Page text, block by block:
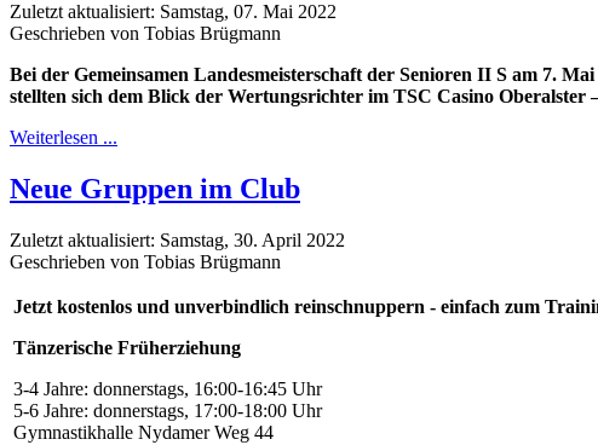
Zuletzt aktualisiert: Samstag, 07. Mai 2022
Geschrieben von Tobias Brügmann
Bei der Gemeinsamen Landesmeisterschaft der Senioren II S am 7.
stellten sich dem Blick der Wertungsrichter im TSC Casino
Weiterlesen ...
Neue Gruppen im Club
Zuletzt aktualisiert: Samstag, 30. April 2022
Geschrieben von Tobias Brügmann
Jetzt kostenlos und unverbindlich reinschnuppern - einfach zum
Tänzerische Früherziehung
3-4 Jahre: donnerstags, 16:00-16:45 Uhr
5-6 Jahre: donnerstags, 17:00-18:00 Uhr
Gymnastikhalle Nydamer Weg 44